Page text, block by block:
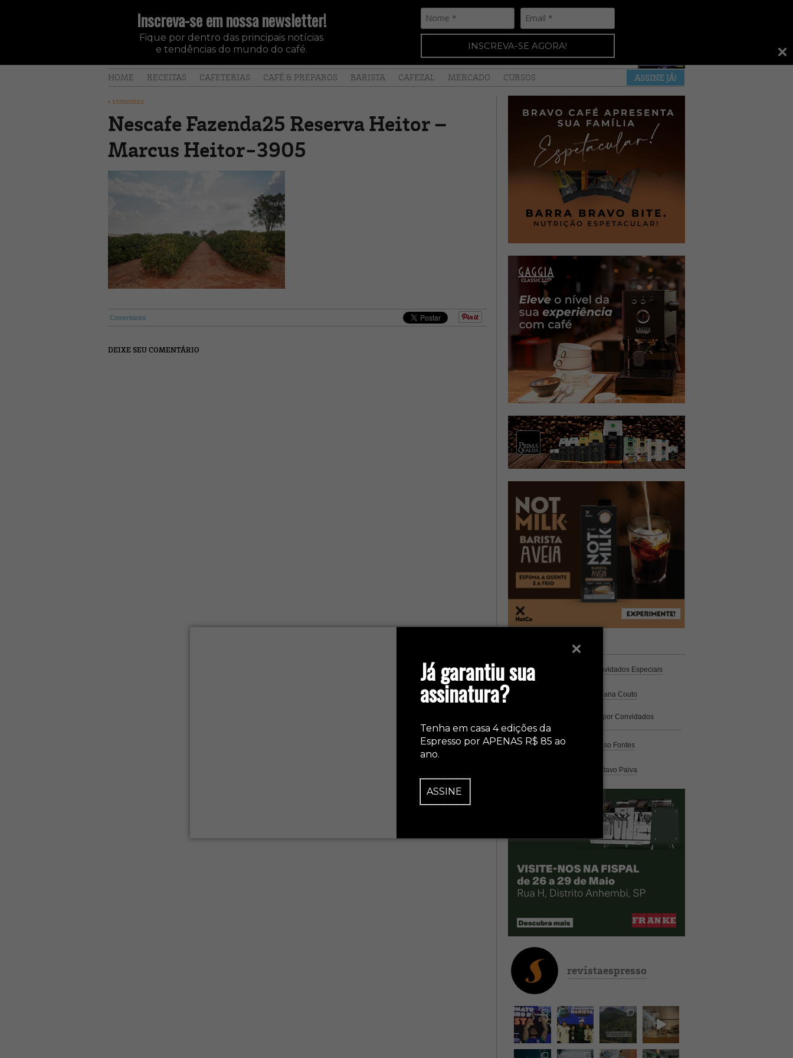
Inscreva-se em nossa newsletter!
Fique por dentro das principais notícias
e tendências do mundo do café.
INSCREVA-SE AGORA!
Já garantiu sua
assinatura?
Tenha em casa 4 edições da
Espresso por APENAS R$ 85 ao
ano.
ASSINE
•NAS BANCAS
HOME RECEITAS CAFETERIAS CAFÉ & PREPAROS BARISTA CAFEZAL MERCADO ASSINE JÁ!
CURSOS
• 17/03/2023
Nescafe Fazenda25 Reserva Heitor –
Marcus Heitor-3905
Comentários
DEIXE SEU COMENTÁRIO
Espresso
Coluna Café por Convidados Especiais
por Cristiana Couto
por Convidados
Especiais
Análisepor Caio Alonso Fontes
por Gustavo Paiva
revistaespresso